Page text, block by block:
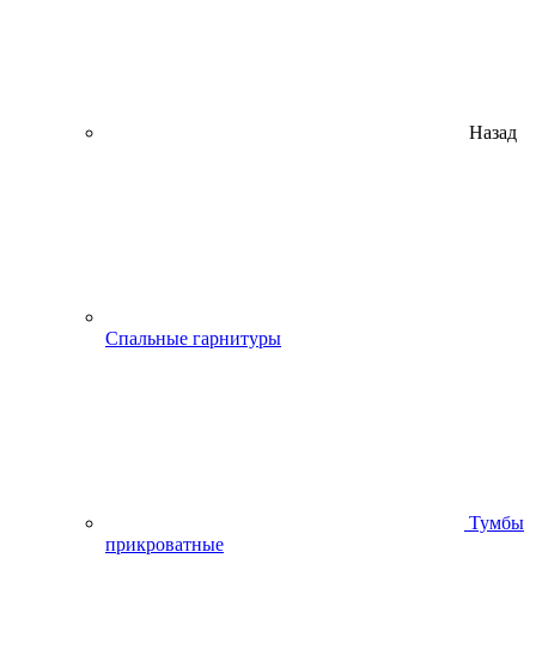
Назад
Спальные гарнитуры
Тумбы
прикроватные